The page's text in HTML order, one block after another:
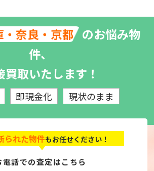
奈良・京都 のお悩み物
件、
買取いたします！
即現金化 現状のまま
られた物件もお任せください！
電話での査定はこちら